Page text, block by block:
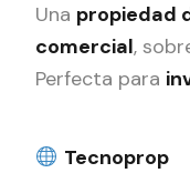
Una propiedad
comercial,
Perfecta para
Tecnoprop